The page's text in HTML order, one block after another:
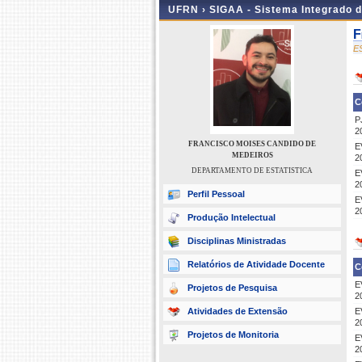
UFRN › SIGAA - Sistema Integrado
FRANCISCO MOISES CANDIDO DE
MEDEIROS
DEPARTAMENTO DE ESTATISTICA
Perfil Pessoal
Produção Intelectual
Disciplinas Ministradas
Relatórios de Atividade Docente
Projetos de Pesquisa
Atividades de Extensão
Projetos de Monitoria